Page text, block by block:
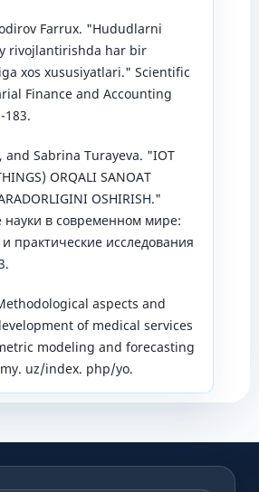
Farrux. "Hududlarni
rivojlantirishda har bir
xos xususiyatlari." Scientific
Finance and Accounting
183.
and Sabrina Turayeva. "IOT
ORQALI SANOAT
OSHIRISH."
в современном мире:
практические исследования
aspects and
of medical services
modeling and forecasting
uz/index. php/yo.